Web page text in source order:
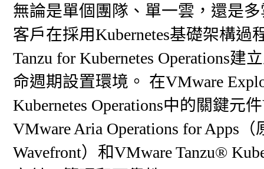
無論是單個團隊、單一雲，還是
客戶在採用Kubernetes基礎架構
Tanzu for Kubernetes Operations
命週期設置環境。 在VMware
Kubernetes Operations中的關鍵元
VMware Aria Operations for Apps
Wavefront）和VMware Tanzu®